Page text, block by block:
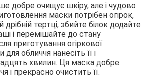
добре очищує шкіру, але і чудово
маски потрібен огірок,
тертці, збийте білок додайте
і перемішайте до стану
приготування огіркової
обличчя нанесіть її і
хвилин. Ця маска добре
і прекрасно очистить її.